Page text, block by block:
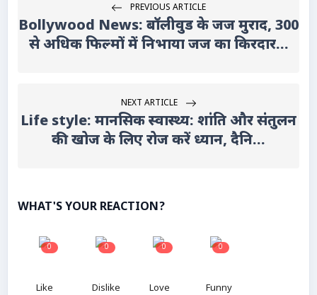
PREVIOUS ARTICLE
Bollywood News: बॉलीवुड के जज मुराद, 300
से अधिक फिल्मों में निभाया जज का किरदार...
NEXT ARTICLE
Life style: मानसिक स्वास्थ्य: शांति और संतुलन
की खोज के लिए रोज करें ध्यान, दैनि...
WHAT'S YOUR REACTION?
0
Like
0
Dislike
0
Love
0
Funny